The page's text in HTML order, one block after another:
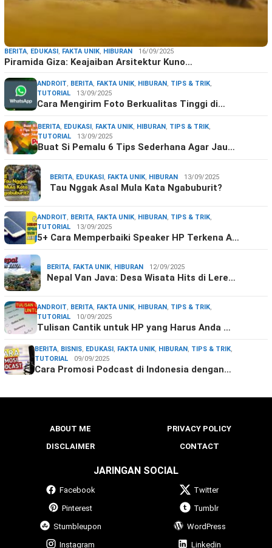
BERITA, EDUKASI, FAKTA UNIK, HIBURAN 16/09/2025
Piramida Giza: Keajaiban Arsitektur Kuno…
ANDROIT, BERITA, FAKTA UNIK, HIBURAN, TIPS & TRIK,
TUTORIAL
13/09/2025
Cara Mengirim Foto Berkualitas Tinggi di…
BERITA, EDUKASI, FAKTA UNIK, HIBURAN, TIPS & TRIK,
TUTORIAL
13/09/2025
Buat Si Pemalu 6 Tips Sederhana Agar Jau…
BERITA, EDUKASI, FAKTA UNIK, HIBURAN 13/09/2025
Tau Nggak Asal Mula Kata Ngabuburit?
ANDROIT, BERITA, FAKTA UNIK, HIBURAN, TIPS & TRIK,
TUTORIAL
13/09/2025
5+ Cara Memperbaiki Speaker HP Terkena A…
BERITA, FAKTA UNIK, HIBURAN 12/09/2025
Nepal Van Java: Desa Wisata Hits di Lere…
ANDROIT, BERITA, FAKTA UNIK, HIBURAN, TIPS & TRIK,
TUTORIAL
10/09/2025
Tulisan Cantik untuk HP yang Harus Anda …
BERITA, BISNIS, EDUKASI, FAKTA UNIK, HIBURAN, TIPS & TRIK,
TUTORIAL
09/09/2025
Cara Promosi Podcast di Indonesia dengan…
ABOUT ME
PRIVACY POLICY
DISCLAIMER
CONTACT
JARINGAN SOCIAL
Facebook
Twitter
Pinterest
Tumblr
Stumbleupon
WordPress
Instagram
Linkedin